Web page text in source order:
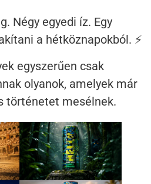
Négy egyedi íz. Egy
a hétköznapokból. ⚡
egyszerűen csak
olyanok, amelyek már
történetet mesélnek.